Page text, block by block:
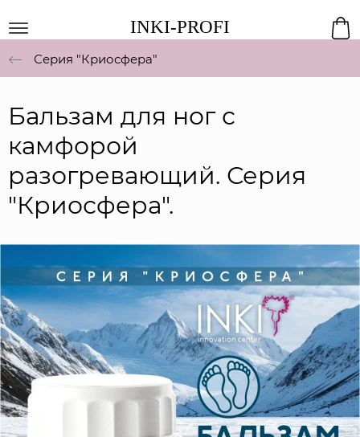
INKI-PROFI
Серия "Криосфера"
Бальзам для ног с
камфорой
разогревающий. Серия
"Криосфера".